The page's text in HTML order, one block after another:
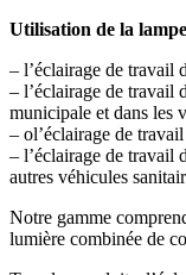
Utilisation de la
– l’éclairage de travail
– l’éclairage de travail
municipale et dans les
– ol’éclairage de
– l’éclairage de travail
autres véhicules
Notre gamme
lumière combinée de